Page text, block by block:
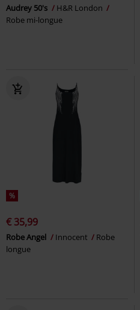
Audrey 50's
H&R London
Robe mi-longue
%
€ 35,99
Robe Angel Innocent
Robe
longue